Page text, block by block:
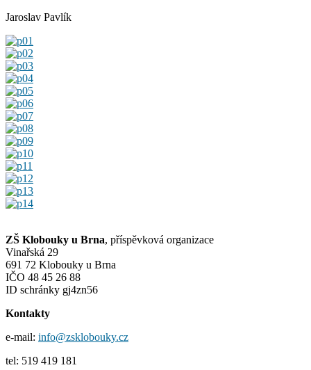
Jaroslav Pavlík
ZŠ Klobouky u Brna, příspěvková organizace
Vinařská 29
691 72 Klobouky u Brna
IČO 48 45 26 88
ID schránky gj4zn56
Kontakty
e-mail: info@zsklobouky.cz
tel: 519 419 181